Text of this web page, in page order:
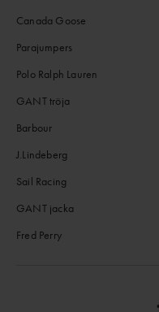
Canada Goose
Parajumpers
Polo Ralph Lauren
GANT tröja
Barbour
J.Lindeberg
Sail Racing
GANT jacka
Fred Perry